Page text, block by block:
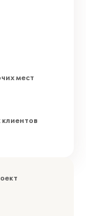
мест